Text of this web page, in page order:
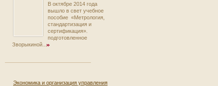
В октябре 2014 года
вышло в свет учебное
пособие «Метрология,
стандартизация и
сертификация».
подготовленное
Зворыкиной...
Экономика и организация управления